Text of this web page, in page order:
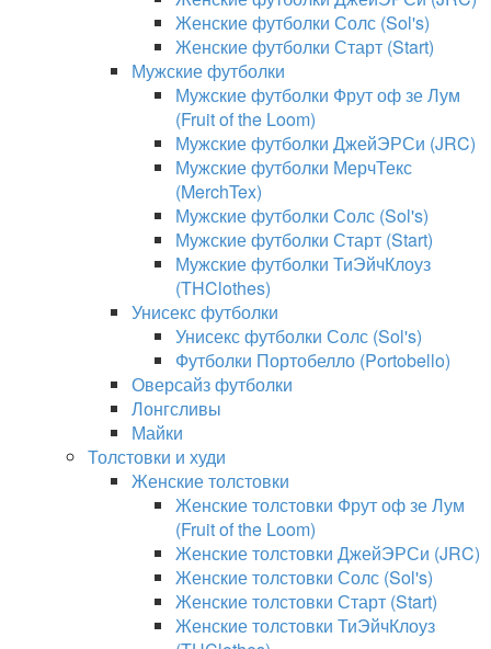
Женские футболки Солс (Sol's)
Женские футболки Старт (Start)
Мужские футболки
Мужские футболки Фрут оф зе Лум
(Fruit of the Loom)
Мужские футболки ДжейЭРСи (JRC)
Мужские футболки МерчТекс
(MerchTex)
Мужские футболки Солс (Sol's)
Мужские футболки Старт (Start)
Мужские футболки ТиЭйчКлоуз
(THClothes)
Унисекс футболки
Унисекс футболки Солс (Sol's)
Футболки Портобелло (Portobello)
Оверсайз футболки
Лонгсливы
Майки
Толстовки и худи
Женские толстовки
Женские толстовки Фрут оф зе Лум
(Fruit of the Loom)
Женские толстовки ДжейЭРСи (JRC)
Женские толстовки Солс (Sol's)
Женские толстовки Старт (Start)
Женские толстовки ТиЭйчКлоуз